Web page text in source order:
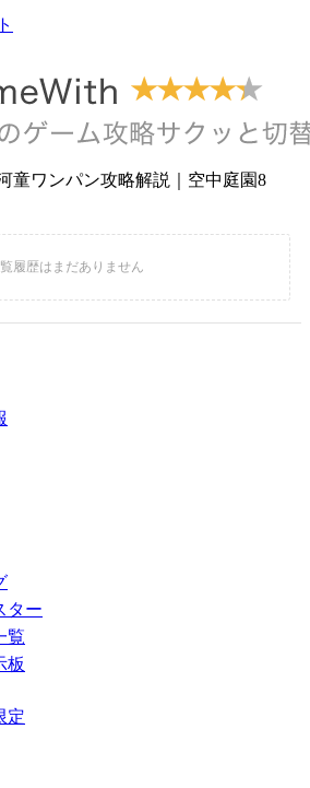
童ワンパン攻略解説｜空中庭園8
ター
覧
板
定